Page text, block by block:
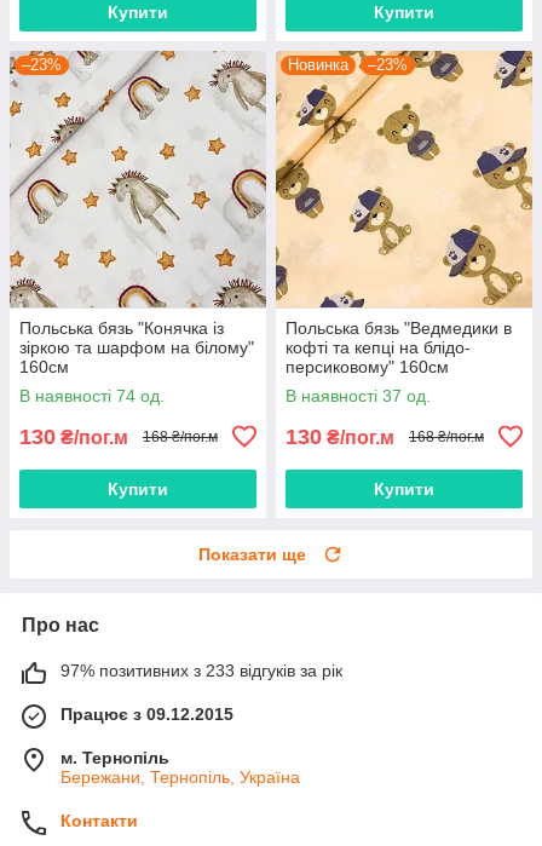
Купити Купити
–23%
Польська бязь "Конячка із
зіркою та шарфом на білому"
160см
В наявності 74 од.
130 ₴/пог.м 168 ₴/пог.м
Купити
Новинка –23%
Польська бязь "Ведмедики в
кофті та кепці на блідо-
персиковому" 160см
В наявності 37 од.
130 ₴/пог.м 168 ₴/пог.м
Купити
Показати ще
Про нас
97% позитивних з 233 відгуків за рік
Працює з 09.12.2015
м. Тернопіль
Бережани, Тернопіль, Україна
Контакти